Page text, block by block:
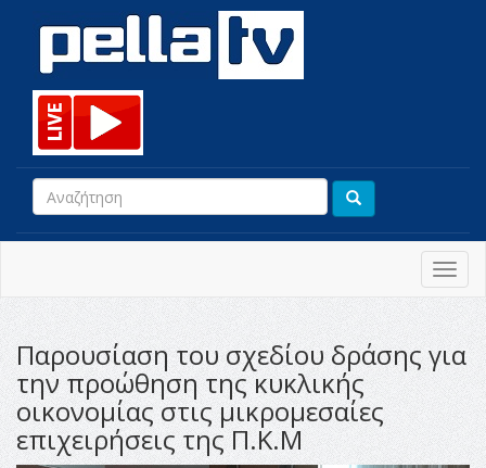
Παρουσίαση του σχεδίου δράσης για
την προώθηση της κυκλικής
οικονομίας στις μικρομεσαίες
επιχειρήσεις της Π.Κ.Μ